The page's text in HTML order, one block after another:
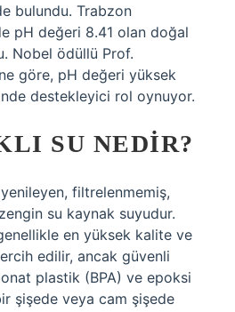
bulundu. Trabzon
pH değeri 8.41 olan doğal
Nobel ödüllü Prof.
göre, pH değeri yüksek
destekleyici rol oynuyor.
SU NEDIR?
filtrelenmemiş,
su kaynak suyudur.
en yüksek kalite ve
edilir, ancak güvenli
plastik (BPA) ve epoksi
şişede veya cam şişede